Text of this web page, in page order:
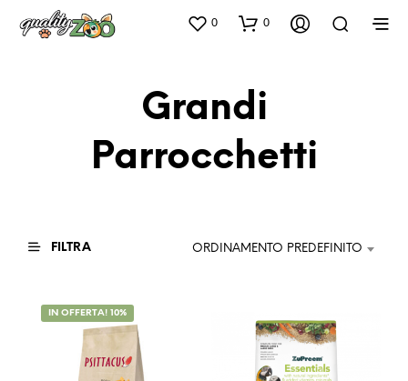
0 0
Grandi
Parrocchetti
FILTRA ORDINAMENTO PREDEFINITO
IN OFFERTA! 10%